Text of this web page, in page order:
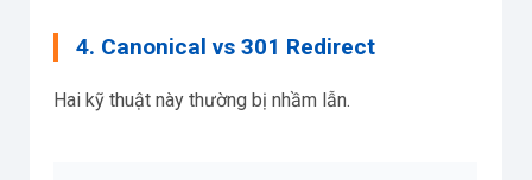
4. Canonical vs 301 Redirect
Hai kỹ thuật này thường bị nhầm lẫn.